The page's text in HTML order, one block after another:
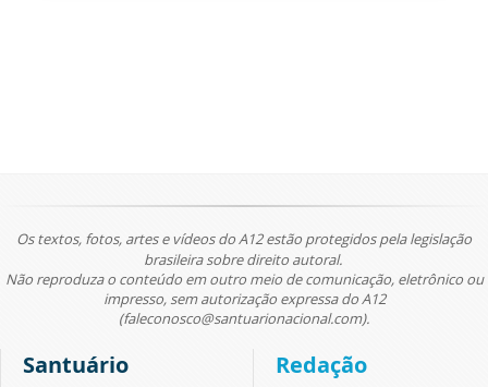
Os textos, fotos, artes e vídeos do A12 estão protegidos pela legislação
brasileira sobre direito autoral.
Não reproduza o conteúdo em outro meio de comunicação, eletrônico ou
impresso, sem autorização expressa do A12
(faleconosco@santuarionacional.com).
Santuário Redação